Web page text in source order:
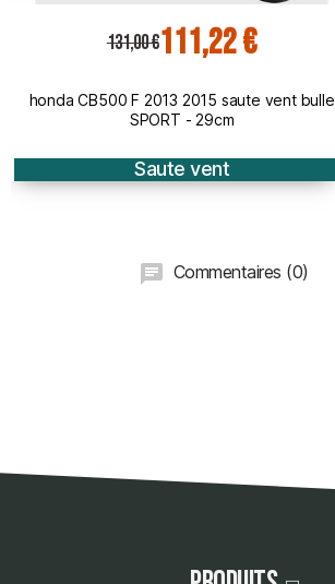
126,00 €95,63 €
honda CB500 F 2016 2018 saute vent bulle
SPORT
Saute vent
Commentaires (0)